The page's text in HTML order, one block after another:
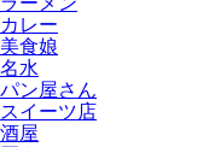
カレー
美食娘
名水
パン屋さん
スイーツ店
酒屋